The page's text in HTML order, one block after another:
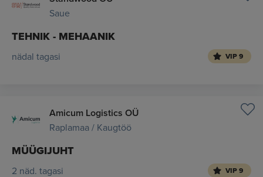
Saue
TEHNIK - MEHAANIK
nädal tagasi VIP 9
Amicum Logistics OÜ
Raplamaa / Kaugtöö
MÜÜGIJUHT
2 näd. tagasi VIP 9